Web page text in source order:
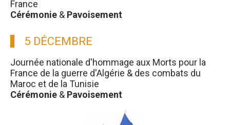
France
Cérémonie & Pavoisement
5 DÉCEMBRE
Journée nationale d'hommage aux Morts pour la
France de la guerre d'Algérie & des combats du
Maroc et de la Tunisie
Cérémonie & Pavoisement